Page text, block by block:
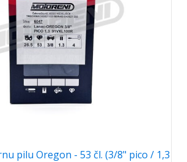
pilu Oregon - 53 čl. (3/8" pico / 1,3